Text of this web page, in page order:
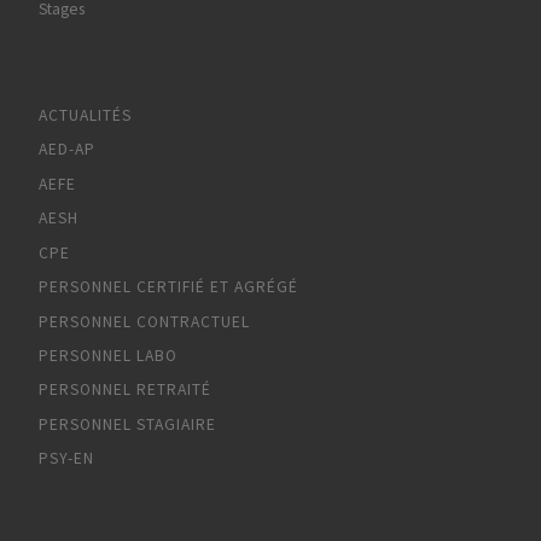
Stages
ACTUALITÉS
AED-AP
AEFE
AESH
CPE
PERSONNEL CERTIFIÉ ET AGRÉGÉ
PERSONNEL CONTRACTUEL
PERSONNEL LABO
PERSONNEL RETRAITÉ
PERSONNEL STAGIAIRE
PSY-EN